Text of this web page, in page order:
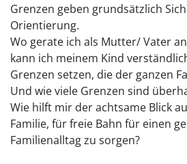
Grenzen geben grundsätzlich
Orientierung.
Wo gerate ich als Mutter/ Vater
kann ich meinem Kind
Grenzen setzen, die der ganzen
Und wie viele Grenzen sind
Wie hilft mir der achtsame Blick
Familie, für freie Bahn für einen
Familienalltag zu sorgen?